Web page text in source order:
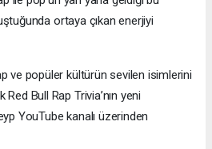
ortaya çıkan enerjiyi
ve popüler kültürün sevilen isimlerini
Bull Rap Trivia’nın yeni
YouTube kanalı üzerinden